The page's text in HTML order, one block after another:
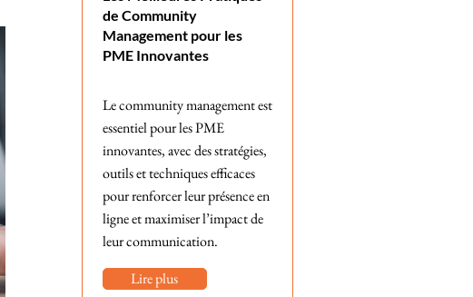
de Community
Management pour les
PME Innovantes
Le community management est
essentiel pour les PME
innovantes, avec des stratégies,
outils et techniques efficaces
pour renforcer leur présence en
ligne et maximiser l’impact de
leur communication.
Lire plus